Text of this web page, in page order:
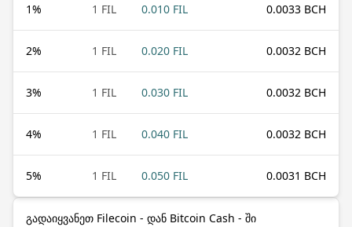
1% 1 FIL 0.010 FIL 0.0033 BCH
2% 1 FIL 0.020 FIL 0.0032 BCH
3% 1 FIL 0.030 FIL 0.0032 BCH
4% 1 FIL 0.040 FIL 0.0032 BCH
5% 1 FIL 0.050 FIL 0.0031 BCH
გადაიყვანეთ Filecoin - დან Bitcoin Cash - ში